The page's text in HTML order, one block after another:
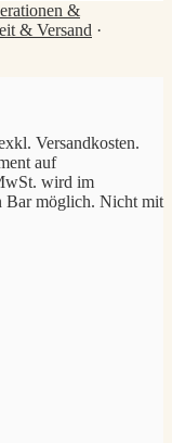
&
& Versand ·
Versandkosten.
auf
wird im
Bar möglich. Nicht mit